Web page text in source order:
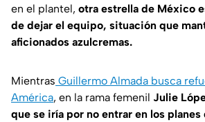
en el plantel, otra estrella de México
de dejar el equipo, situación que
aficionados azulcremas.
Mientras Guillermo Almada busca
América, en la rama femenil Julie
que se iría por no entrar en los